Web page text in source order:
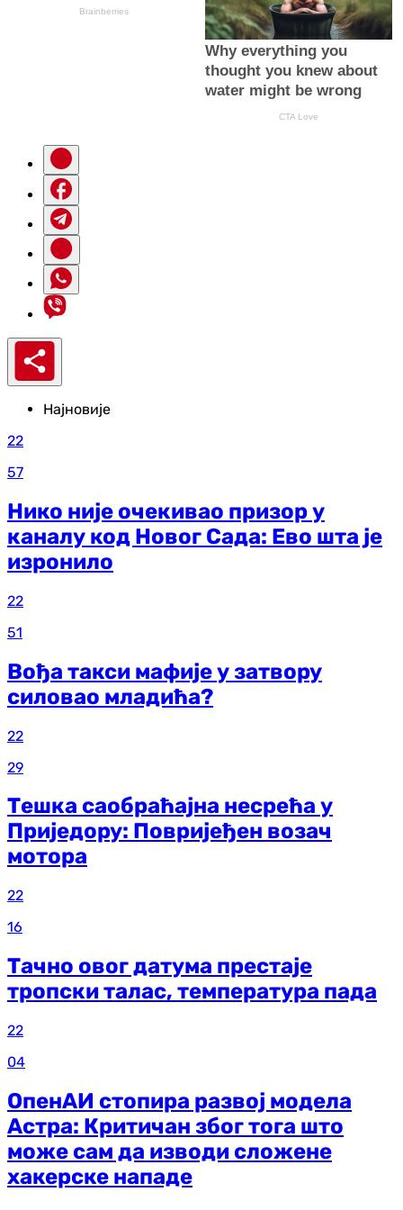
Најновије
22
57
Нико није очекивао призор у
каналу код Новог Сада: Ево шта је
изронило
22
51
Вођа такси мафије у затвору
силовао младића?
22
29
Тешка саобраћајна несрећа у
Приједору: Повријеђен возач
мотора
22
16
Тачно овог датума престаје
тропски талас, температура пада
22
04
ОпенАИ стопира развој модела
Астра: Критичан због тога што
може сам да изводи сложене
хакерске нападе